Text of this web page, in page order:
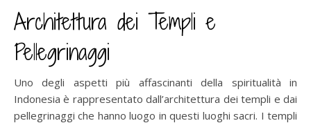
Architettura dei Templi e
Pellegrinaggi
Uno degli aspetti più affascinanti della spiritualità in
Indonesia è rappresentato dall’architettura dei templi e dai
pellegrinaggi che hanno luogo in questi luoghi sacri. I templi